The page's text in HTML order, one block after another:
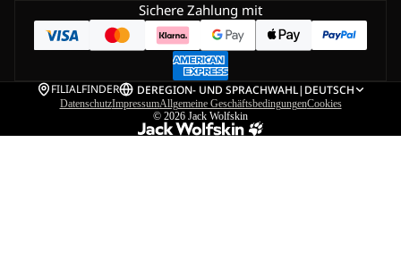
Sichere Zahlung mit
FILIALFINDER DEREGION- UND SPRACHWAHL| DEUTSCH
DatenschutzImpressumAllgemeine GeschäftsbedingungenCookies
© 2026 Jack Wolfskin